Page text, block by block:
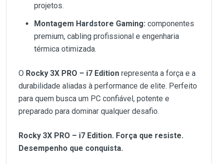
projetos.
Montagem Hardstore Gaming: componentes
premium, cabling profissional e engenharia
térmica otimizada.
O Rocky 3X PRO – i7 Edition representa a força e a
durabilidade aliadas à performance de elite. Perfeito
para quem busca um PC confiável, potente e
preparado para dominar qualquer desafio.
Rocky 3X PRO – i7 Edition. Força que resiste.
Desempenho que conquista.